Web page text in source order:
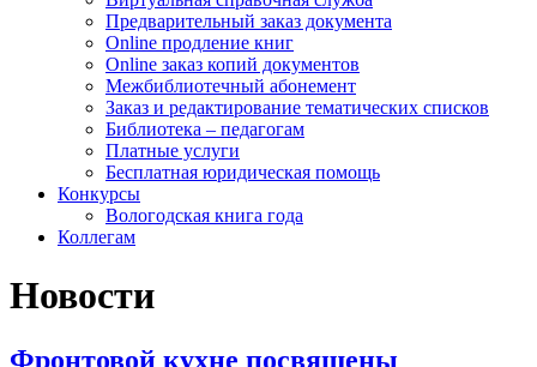
Предварительный заказ документа
Online продление книг
Online заказ копий документов
Межбиблиотечный абонемент
Заказ и редактирование тематических списков
Библиотека – педагогам
Платные услуги
Бесплатная юридическая помощь
Конкурсы
Вологодская книга года
Коллегам
Новости
Фронтовой кухне посвящены